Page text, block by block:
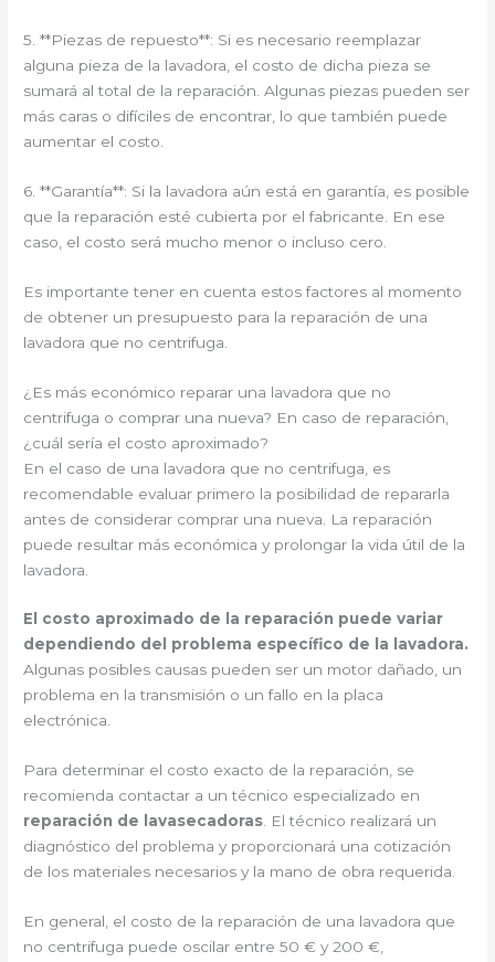
5. **Piezas de repuesto**: Si es necesario reemplazar
alguna pieza de la lavadora, el costo de dicha pieza se
sumará al total de la reparación. Algunas piezas pueden ser
más caras o difíciles de encontrar, lo que también puede
aumentar el costo.
6. **Garantía**: Si la lavadora aún está en garantía, es posible
que la reparación esté cubierta por el fabricante. En ese
caso, el costo será mucho menor o incluso cero.
Es importante tener en cuenta estos factores al momento
de obtener un presupuesto para la reparación de una
lavadora que no centrifuga.
¿Es más económico reparar una lavadora que no
centrifuga o comprar una nueva? En caso de reparación,
¿cuál sería el costo aproximado?
En el caso de una lavadora que no centrifuga, es
recomendable evaluar primero la posibilidad de repararla
antes de considerar comprar una nueva. La reparación
puede resultar más económica y prolongar la vida útil de la
lavadora.
El costo aproximado de la reparación puede variar
dependiendo del problema específico de la lavadora.
Algunas posibles causas pueden ser un motor dañado, un
problema en la transmisión o un fallo en la placa
electrónica.
Para determinar el costo exacto de la reparación, se
recomienda contactar a un técnico especializado en
reparación de lavasecadoras. El técnico realizará un
diagnóstico del problema y proporcionará una cotización
de los materiales necesarios y la mano de obra requerida.
En general, el costo de la reparación de una lavadora que
no centrifuga puede oscilar entre 50 € y 200 €,